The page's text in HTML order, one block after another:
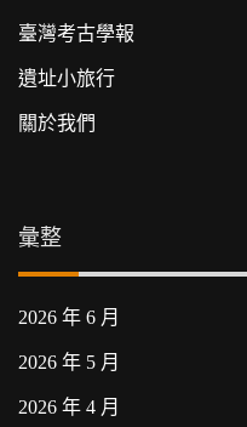
臺灣考古學報
遺址小旅行
關於我們
彙整
2026 年 6 月
2026 年 5 月
2026 年 4 月